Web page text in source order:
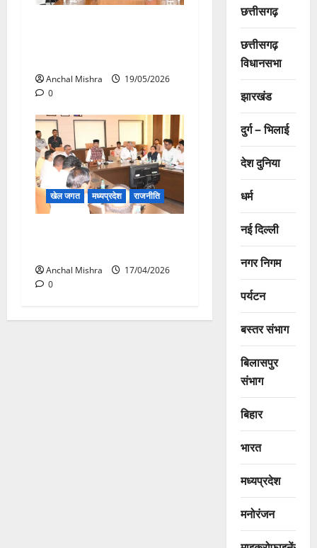
Anchal Mishra
19/05/2026
0
खेल जगत मध्यप्रदेश राजनीति
Anchal Mishra
17/04/2026
0
छत्तीसगढ़
छत्तीसगढ़
विधानसभा
झारखंड
दुर्ग – भिलाई
देश दुनिया
धर्म
नई दिल्ली
नगर निगम
पर्यटन
बस्तर संभाग
बिलासपुर
संभाग
बिहार
भारत
मध्यप्रदेश
मनोरंजन